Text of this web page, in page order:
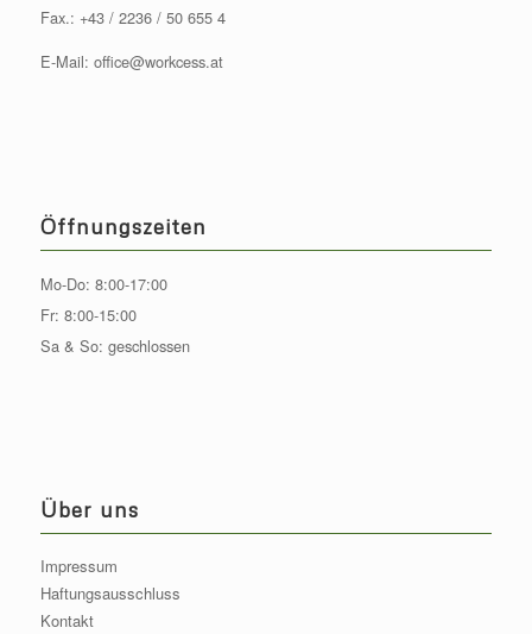
Fax.: +43 / 2236 / 50 655 4
E-Mail: office@workcess.at
Öffnungszeiten
Mo-Do: 8:00-17:00
Fr: 8:00-15:00
Sa & So: geschlossen
Über uns
Impressum
Haftungsausschluss
Kontakt